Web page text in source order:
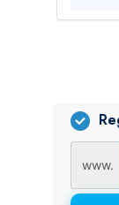
www.